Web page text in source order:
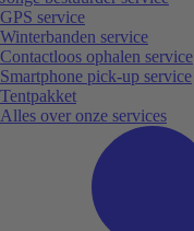
GPS service
Winterbanden service
Contactloos ophalen service
Smartphone pick-up service
Tentpakket
Alles over onze services